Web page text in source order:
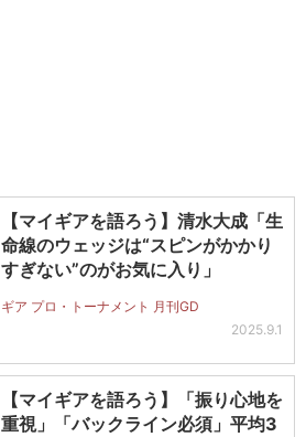
【マイギアを語ろう】清水大成「生
命線のウェッジは“スピンがかかり
すぎない”のがお気に入り」
ギア プロ・トーナメント 月刊GD
2025.9.1
【マイギアを語ろう】「振り心地を
重視」「バックライン必須」平均3